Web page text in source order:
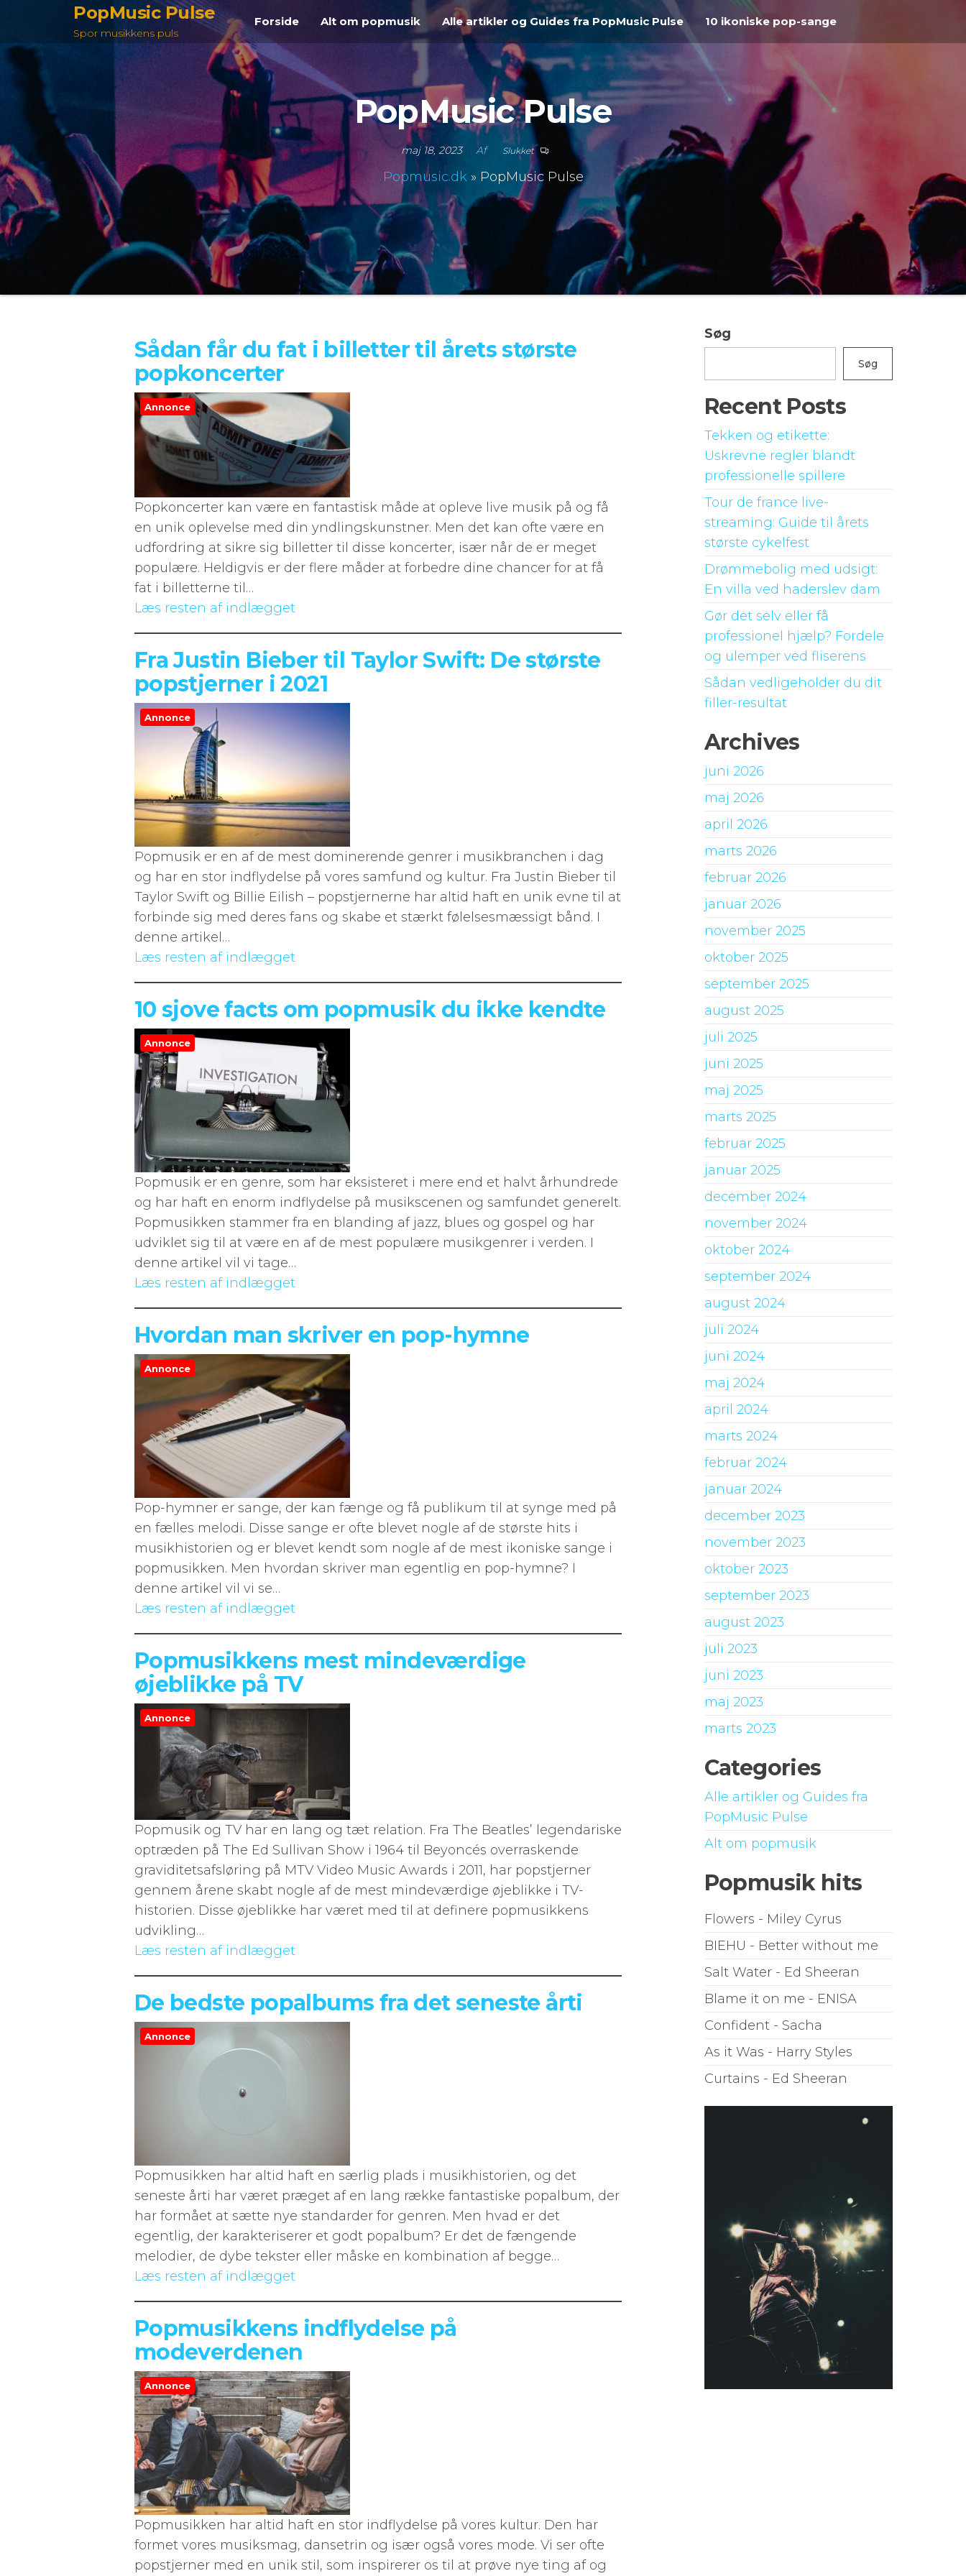
indhold
PopMusic Pulse
Spor musikkens puls
Forside Alt om popmusik Alle artikler og Guides fra PopMusic Pulse 10 ikoniske pop-sange
PopMusic Pulse
maj 18, 2023 Af Slukket
Popmusic.dk» PopMusic Pulse
Sådan får du fat i billetter til årets største
popkoncerter
Annonce
Popkoncerter kan være en fantastisk måde at opleve live musik på og få
en unik oplevelse med din yndlingskunstner. Men det kan ofte være en
udfordring at sikre sig billetter til disse koncerter, især når de er meget
populære. Heldigvis er der flere måder at forbedre dine chancer for at få
fat i billetterne til…
Læs resten af indlægget
Fra Justin Bieber til Taylor Swift: De største
popstjerner i 2021
Annonce
Popmusik er en af de mest dominerende genrer i musikbranchen i dag
og har en stor indflydelse på vores samfund og kultur. Fra Justin Bieber til
Taylor Swift og Billie Eilish – popstjernerne har altid haft en unik evne til at
forbinde sig med deres fans og skabe et stærkt følelsesmæssigt bånd. I
denne artikel…
Læs resten af indlægget
10 sjove facts om popmusik du ikke kendte
Annonce
Popmusik er en genre, som har eksisteret i mere end et halvt århundrede
og har haft en enorm indflydelse på musikscenen og samfundet generelt.
Popmusikken stammer fra en blanding af jazz, blues og gospel og har
udviklet sig til at være en af de mest populære musikgenrer i verden. I
denne artikel vil vi tage…
Læs resten af indlægget
Hvordan man skriver en pop-hymne
Annonce
Pop-hymner er sange, der kan fænge og få publikum til at synge med på
en fælles melodi. Disse sange er ofte blevet nogle af de største hits i
musikhistorien og er blevet kendt som nogle af de mest ikoniske sange i
popmusikken. Men hvordan skriver man egentlig en pop-hymne? I
denne artikel vil vi se…
Læs resten af indlægget
Popmusikkens mest mindeværdige
øjeblikke på TV
Annonce
Popmusik og TV har en lang og tæt relation. Fra The Beatles’ legendariske
optræden på The Ed Sullivan Show i 1964 til Beyoncés overraskende
graviditetsafsløring på MTV Video Music Awards i 2011, har popstjerner
gennem årene skabt nogle af de mest mindeværdige øjeblikke i TV-
historien. Disse øjeblikke har været med til at definere popmusikkens
udvikling…
Læs resten af indlægget
De bedste popalbums fra det seneste årti
Annonce
Popmusikken har altid haft en særlig plads i musikhistorien, og det
seneste årti har været præget af en lang række fantastiske popalbum, der
har formået at sætte nye standarder for genren. Men hvad er det
egentlig, der karakteriserer et godt popalbum? Er det de fængende
melodier, de dybe tekster eller måske en kombination af begge…
Læs resten af indlægget
Popmusikkens indflydelse på
modeverdenen
Annonce
Popmusikken har altid haft en stor indflydelse på vores kultur. Den har
formet vores musiksmag, dansetrin og især også vores mode. Vi ser ofte
popstjerner med en unik stil, som inspirerer os til at prøve nye ting af og
Søg
Søg
Recent Posts
Tekken og etikette:
Uskrevne regler blandt
professionelle spillere
Tour de france live-
streaming: Guide til årets
største cykelfest
Drømmebolig med udsigt:
En villa ved haderslev dam
Gør det selv eller få
professionel hjælp? Fordele
og ulemper ved fliserens
Sådan vedligeholder du dit
filler-resultat
Archives
juni 2026
maj 2026
april 2026
marts 2026
februar 2026
januar 2026
november 2025
oktober 2025
september 2025
august 2025
juli 2025
juni 2025
maj 2025
marts 2025
februar 2025
januar 2025
december 2024
november 2024
oktober 2024
september 2024
august 2024
juli 2024
juni 2024
maj 2024
april 2024
marts 2024
februar 2024
januar 2024
december 2023
november 2023
oktober 2023
september 2023
august 2023
juli 2023
juni 2023
maj 2023
marts 2023
Categories
Alle artikler og Guides fra
PopMusic Pulse
Alt om popmusik
Popmusik hits
Flowers - Miley Cyrus
BIEHU - Better without me
Salt Water - Ed Sheeran
Blame it on me - ENISA
Confident - Sacha
As it Was - Harry Styles
Curtains - Ed Sheeran